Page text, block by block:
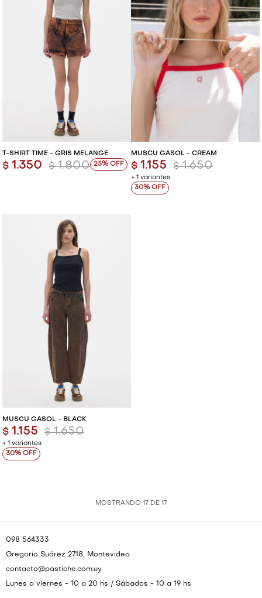
T-SHIRT TIME - GRIS MELANGE
$ 1.350 $ 1.800 25
MUSCU GASOL - CREAM
+ 1 variantes
$ 1.155 $ 1.650
30
MUSCU GASOL - BLACK
+ 1 variantes
$ 1.155 $ 1.650
30
MOSTRANDO 17 DE 17
098 564333
Gregorio Suárez 2718, Montevideo
contacto@pastiche.com.uy
Lunes a viernes - 10 a 20 hs / Sábados - 10 a 19 hs